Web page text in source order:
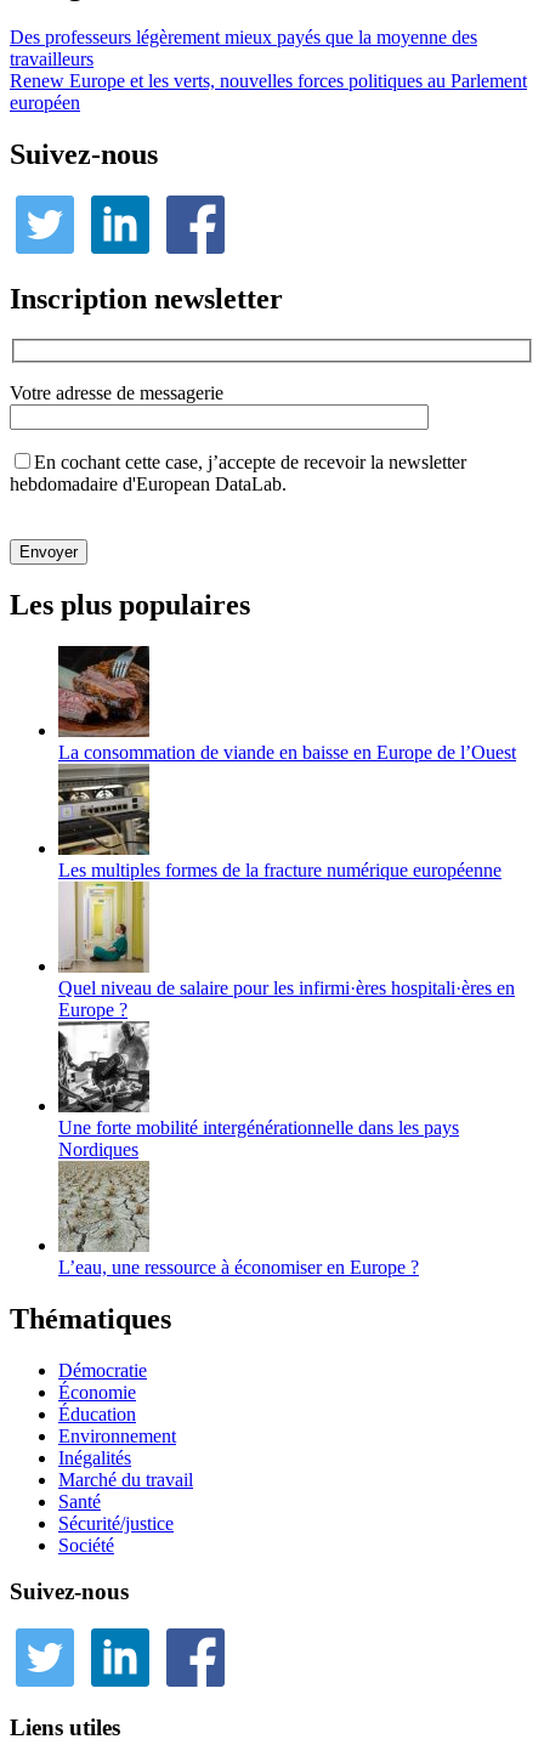
Des professeurs légèrement mieux payés que la moyenne des
travailleurs
Renew Europe et les verts, nouvelles forces politiques au Parlement
européen
Suivez-nous
Inscription newsletter
Votre adresse de messagerie
En cochant cette case, j’accepte de recevoir la newsletter
hebdomadaire d'European DataLab.
laisser
ce
champ
vide.
Les plus populaires
La consommation de viande en baisse en Europe de l’Ouest
Les multiples formes de la fracture numérique européenne
Quel niveau de salaire pour les infirmi·ères hospitali·ères en
Europe ?
Une forte mobilité intergénérationnelle dans les pays
Nordiques
L’eau, une ressource à économiser en Europe ?
Thématiques
Démocratie
Économie
Éducation
Environnement
Inégalités
Marché du travail
Santé
Sécurité/justice
Société
Suivez-nous
Liens utiles